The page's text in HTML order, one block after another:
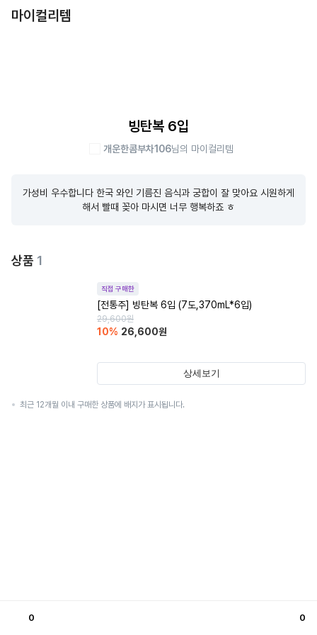
마이컬리템
빙탄복 6입
개운한콤부차106님의 마이컬리템
가성비 우수합니다 한국 와인 기름진 음식과 궁합이 잘 맞아요 시원하게
해서 빨때 꽂아 마시면 너무 행복하죠 ㅎ
상품 1
직접 구매한
[전통주] 빙탄복 6입 (7도,370mL*6입)
29,600원
10% 26,600원
상세보기
최근 12개월 이내 구매한 상품에 배지가 표시됩니다.
0 0